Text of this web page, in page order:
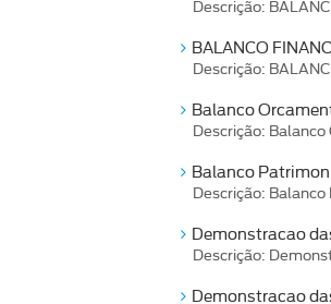
Descrição:
BALANCO
Descrição:
Balanco
Descrição:
Balanco
Descrição:
Demonstracao
Descrição:
Demonstracao